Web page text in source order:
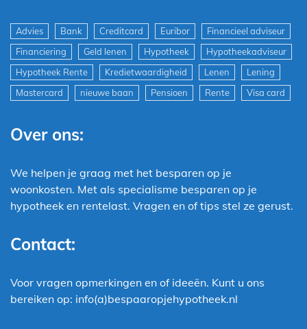
Advies Bank Creditcard Euribor
Financieel adviseur
Financiering
Geld lenen Hypotheek
Hypotheekadviseur
Hypotheek Rente
Kredietwaardigheid Lenen
Lening
Mastercard
nieuwe baan Pensioen Rente Visa card
Over ons:
We helpen je graag met het besparen op je
woonkosten. Met als specialisme besparen op je
hypotheek en rentelast. Vragen en of tips stel ze gerust.
Contact:
Voor vragen opmerkingen en of ideeën. Kunt u ons
bereiken op: info(a)bespaaropjehypotheek.nl